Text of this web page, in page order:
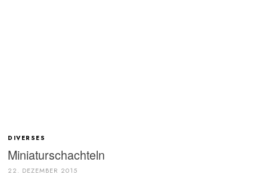
DIVERSES
Miniaturschachteln
22. DEZEMBER 2015